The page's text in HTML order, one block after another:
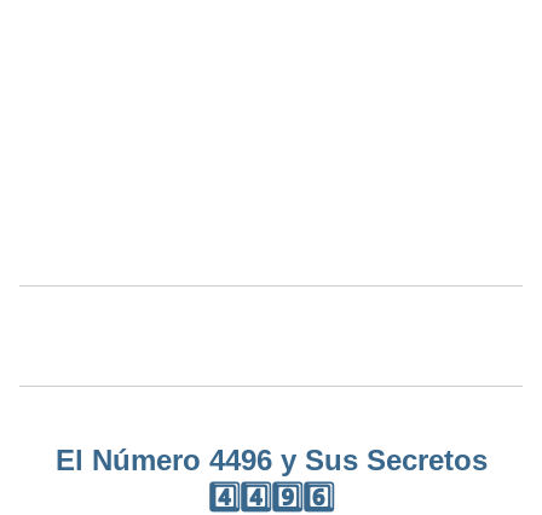
El Número 4496 y Sus Secretos
4️⃣4️⃣9️⃣6️⃣